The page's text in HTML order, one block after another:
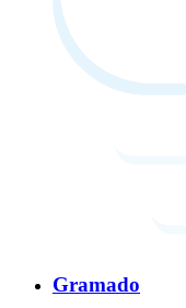
Gramado